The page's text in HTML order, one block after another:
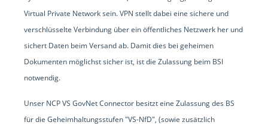
Virtual Private Network sein. VPN stellt dabei eine sichere und
verschlüsselte Verbindung über ein öffentliches Netzwerk her und
sichert Daten beim Versand ab. Damit dies bei geheimen
Dokumenten möglichst sicher ist, ist die Zulassung beim BSI
notwendig.
Unser NCP VS GovNet Connector besitzt eine Zulassung des BS
für die Geheimhaltungsstufen "VS-NfD", (sowie zusätzlich